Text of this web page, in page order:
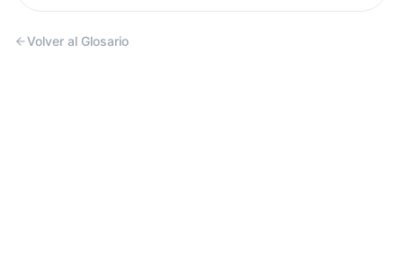
Volver al Glosario